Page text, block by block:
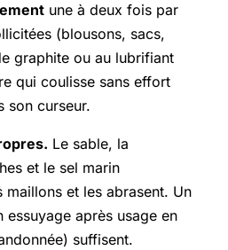
une à deux fois par
(blousons, sacs,
graphite ou au lubrifiant
qui coulisse sans effort
son curseur.
Le sable, la
et le sel marin
maillons et les abrasent. Un
essuyage après usage en
suffisent.